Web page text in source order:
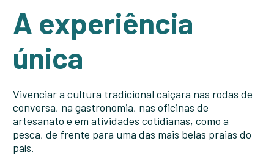
A experiência
única
Vivenciar a cultura tradicional caiçara nas rodas de
conversa, na gastronomia, nas oficinas de
artesanato e em atividades cotidianas, como a
pesca, de frente para uma das mais belas praias do
país.